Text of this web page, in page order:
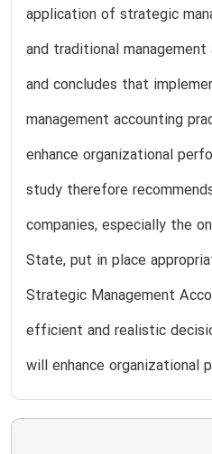
application of strategic
and traditional
and concludes that
management accounting
enhance organizational
study therefore
companies, especially the
State, put in place
Strategic Management
efficient and realistic
will enhance organizational